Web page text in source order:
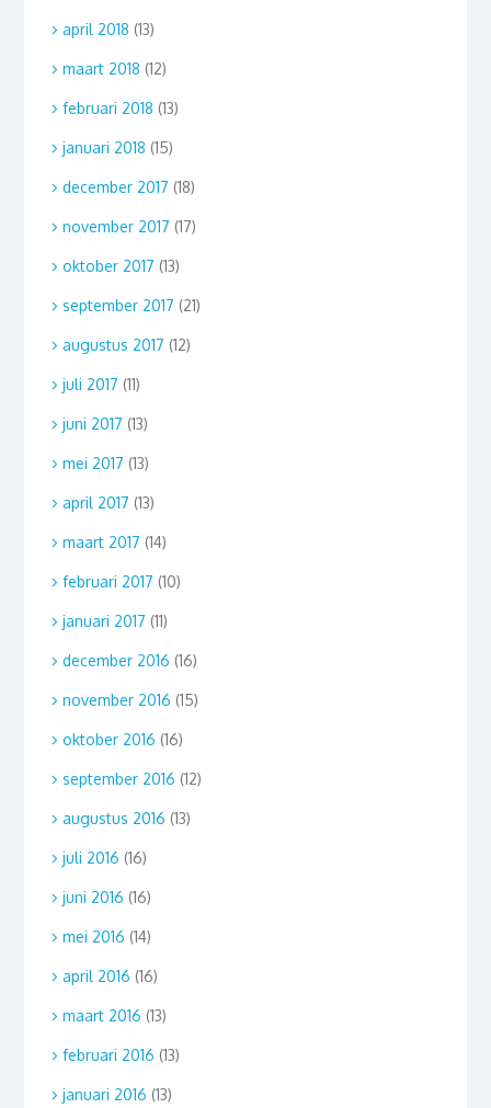
april 2018 (13)
maart 2018 (12)
februari 2018 (13)
januari 2018 (15)
december 2017 (18)
november 2017 (17)
oktober 2017 (13)
september 2017 (21)
augustus 2017 (12)
juli 2017 (11)
juni 2017 (13)
mei 2017 (13)
april 2017 (13)
maart 2017 (14)
februari 2017 (10)
januari 2017 (11)
december 2016 (16)
november 2016 (15)
oktober 2016 (16)
september 2016 (12)
augustus 2016 (13)
juli 2016 (16)
juni 2016 (16)
mei 2016 (14)
april 2016 (16)
maart 2016 (13)
februari 2016 (13)
januari 2016 (13)